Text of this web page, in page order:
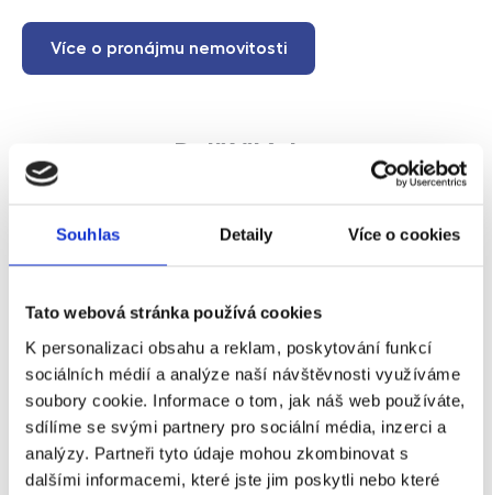
Souhlas Detaily Více o cookies
Tato webová stránka používá cookies
K personalizaci obsahu a reklam, poskytování funkcí
sociálních médií a analýze naší návštěvnosti využíváme
soubory cookie. Informace o tom, jak náš web používáte,
sdílíme se svými partnery pro sociální média, inzerci a
analýzy. Partneři tyto údaje mohou zkombinovat s
dalšími informacemi, které jste jim poskytli nebo které
Více o pronájmu nemovitosti
Další články
Turismus v Čechách pomalu ožívá. Pomůže
to krátkodobým pronájmům?